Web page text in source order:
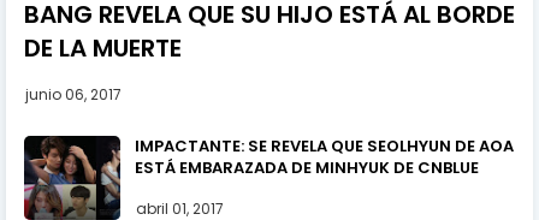
BANG REVELA QUE SU HIJO ESTÁ AL BORDE
DE LA MUERTE
junio 06, 2017
IMPACTANTE: SE REVELA QUE SEOLHYUN DE AOA
ESTÁ EMBARAZADA DE MINHYUK DE CNBLUE
abril 01, 2017